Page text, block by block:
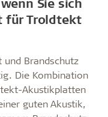
für Troldtekt
und Brandschutz
Die Kombination
Akustikplatten
guten Akustik,